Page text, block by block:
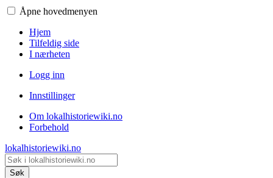
Åpne hovedmenyen
Hjem
Tilfeldig side
I nærheten
Logg inn
Innstillinger
Om lokalhistoriewiki.no
Forbehold
lokalhistoriewiki.no
Søk